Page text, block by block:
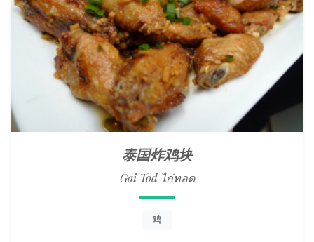
泰国炸鸡块
Gai Tod ไก่ทอด
鸡